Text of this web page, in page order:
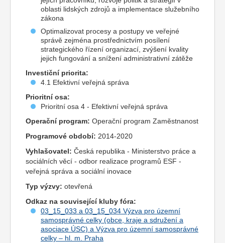
oblasti lidských zdrojů a implementace služebního
zákona
Optimalizovat procesy a postupy ve veřejné
správě zejména prostřednictvím posílení
strategického řízení organizací, zvýšení kvality
jejich fungování a snížení administrativní zátěže
Investiční priorita:
4.1 Efektivní veřejná správa
Prioritní osa:
Prioritní osa 4 - Efektivní veřejná správa
Operační program: Operační program Zaměstnanost
Programové období: 2014-2020
Vyhlašovatel: Česká republika - Ministerstvo práce a
sociálních věcí - odbor realizace programů ESF -
veřejná správa a sociální inovace
Typ výzvy: otevřená
Odkaz na související kluby fóra:
03_15_033 a 03_15_034 Výzva pro územní
samosprávné celky (obce, kraje a sdružení a
asociace ÚSC) a Výzva pro územní samosprávné
celky – hl. m. Praha